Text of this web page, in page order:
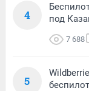
4
под
7 688
5